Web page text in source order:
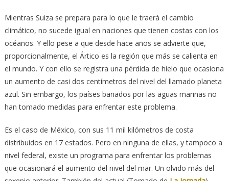
Mientras Suiza se prepara para lo que le traerá el cambio
climático, no sucede igual en naciones que tienen costas con los
océanos. Y ello pese a que desde hace años se advierte que,
proporcionalmente, el Ártico es la región que más se calienta en
el mundo. Y con ello se registra una pérdida de hielo que ocasiona
un aumento de casi dos centímetros del nivel del llamado planeta
azul. Sin embargo, los países bañados por las aguas marinas no
han tomado medidas para enfrentar este problema.
Es el caso de México, con sus 11 mil kilómetros de costa
distribuidos en 17 estados. Pero en ninguna de ellas, y tampoco a
nivel federal, existe un programa para enfrentar los problemas
que ocasionará el aumento del nivel del mar. Un olvido más del